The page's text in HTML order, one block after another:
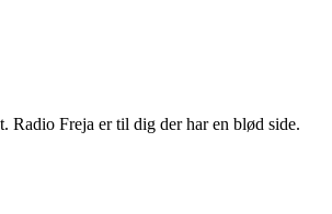
Radio Freja er til dig der har en blød side.